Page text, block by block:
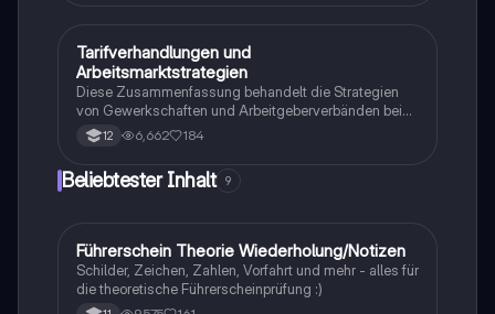
über das Demokratiedefizit und die Rolle der EU-
Institutionen wie der Europäischen Kommission, des
Europäischen Parlaments und des Europäischen
Rates. Ideal für Studierende der Politikwissenschaft
und Rechtswissenschaft.
Wirtschaft und Recht
Tarifverhandlungen und
Arbeitsmarktstrategien
Diese Zusammenfassung behandelt die Strategien
von Gewerkschaften und Arbeitgeberverbänden bei
Tarifverhandlungen sowie die Auswirkungen auf den
Arbeitsmarkt. Wichtige Themen sind Tarifautonomie,
Mindestlohn und die Rolle von Gewerkschaften und
Tarifpolitik.
12 6,662 184
Beliebtester Inhalt 9
Lerntipps
Führerschein Theorie Wiederholung/Notizen
Schilder, Zeichen, Zahlen, Vorfahrt und mehr - alles für
die theoretische Führerscheinprüfung :)